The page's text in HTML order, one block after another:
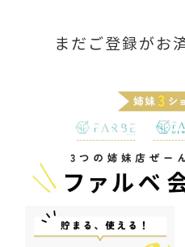
まだご登録がお